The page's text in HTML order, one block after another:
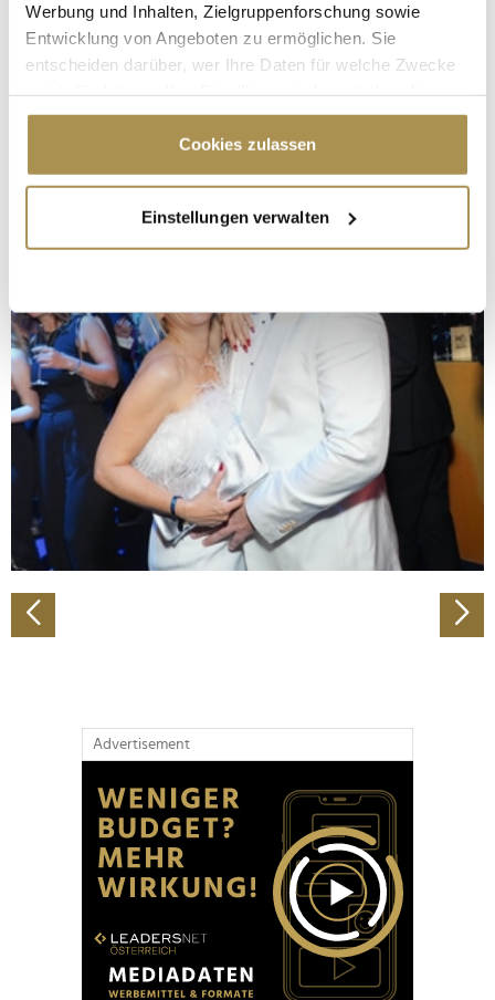
Werbung und Inhalten, Zielgruppenforschung sowie
Entwicklung von Angeboten zu ermöglichen. Sie
entscheiden darüber, wer Ihre Daten für welche Zwecke
Cookie-Erklärung oder durch Klicken auf das Privacy
Trigger Symbol ändern oder widerrufen
Informationen über Ihre geografische Lage
erfassen, welche bis auf einige Meter genau sein
bestimmten Merkmalen (Fingerprinting) identifizieren
Erfahren Sie mehr darüber, wie Ihre persönlichen Daten
verarbeitet werden, und legen Sie Ihre Präferenzen im
Abschnitt Einzelheiten
fest.
Wir verwenden Cookies, um Inhalte und Anzeigen zu
personalisieren, Funktionen für soziale Medien anbieten
zu können und die Zugriffe auf unsere Website zu
analysieren. Außerdem geben wir Informationen zu Ihrer
Verwendung unserer Website an unsere Partner für
soziale Medien, Werbung und Analysen weiter. Unsere
Partner führen diese Informationen möglicherweise mit
Cookies zulassen
Einstellungen verwalten
Advertisement